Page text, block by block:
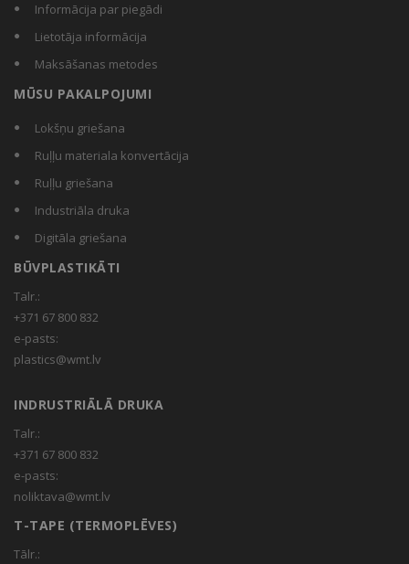
Informācija par piegādi
Lietotāja informācija
Maksāšanas metodes
MŪSU PAKALPOJUMI
Lokšņu griešana
Ruļļu materiala konvertācija
Ruļļu griešana
Industriāla druka
Digitāla griešana
BŪVPLASTIKĀTI
Talr.:
+371 67 800 832
e-pasts:
plastics@wmt.lv
INDRUSTRIĀLĀ DRUKA
Talr.:
+371 67 800 832
e-pasts:
noliktava@wmt.lv
T-TAPE (TERMOPLĒVES)
Tālr.: